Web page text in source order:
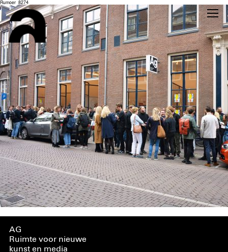
Rumoer_8274
AG
Ruimte voor nieuwe
kunst en media